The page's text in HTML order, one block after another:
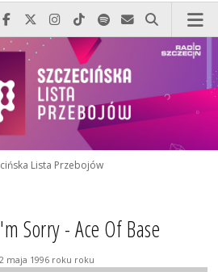
Najlepiej po prostu do nas zadzwoń
Odwiedź nas na Facebook-u
Odwiedź nas na X
Odwiedź nas na Instagram-ie
Odwiedź nas na TikTok-u
Szukaj nas na Spotify
Wyślij do nas
Szukaj
Lista Przebojów
Sorry - Ace Of Base
maja 1996 roku roku